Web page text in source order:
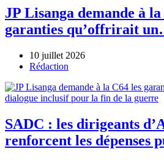
JP Lisanga demande à la
garanties qu’offrirait
10 juillet 2026
Author
Rédaction
SADC : les dirigeants
renforcent les dépenses